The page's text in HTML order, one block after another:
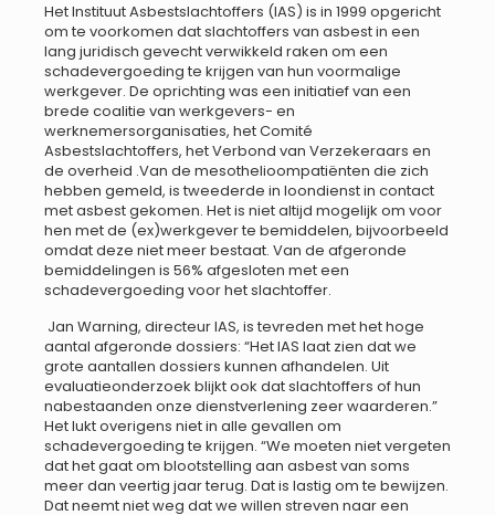
Het Instituut Asbestslachtoffers (IAS) is in 1999 opgericht
om te voorkomen dat slachtoffers van asbest in een
lang juridisch gevecht verwikkeld raken om een
schadevergoeding te krijgen van hun voormalige
werkgever. De oprichting was een initiatief van een
brede coalitie van werkgevers- en
werknemersorganisaties, het Comité
Asbestslachtoffers, het Verbond van Verzekeraars en
de overheid .Van de mesothelioompatiënten die zich
hebben gemeld, is tweederde in loondienst in contact
met asbest gekomen. Het is niet altijd mogelijk om voor
hen met de (ex)werkgever te bemiddelen, bijvoorbeeld
omdat deze niet meer bestaat. Van de afgeronde
bemiddelingen is 56% afgesloten met een
schadevergoeding voor het slachtoffer.
Jan Warning, directeur IAS, is tevreden met het hoge
aantal afgeronde dossiers: “Het IAS laat zien dat we
grote aantallen dossiers kunnen afhandelen. Uit
evaluatieonderzoek blijkt ook dat slachtoffers of hun
nabestaanden onze dienstverlening zeer waarderen.”
Het lukt overigens niet in alle gevallen om
schadevergoeding te krijgen. “We moeten niet vergeten
dat het gaat om blootstelling aan asbest van soms
meer dan veertig jaar terug. Dat is lastig om te bewijzen.
Dat neemt niet weg dat we willen streven naar een